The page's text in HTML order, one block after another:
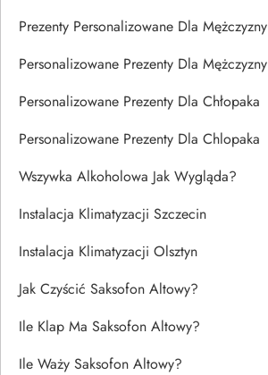
Prezenty Personalizowane Dla Mężczyzny
Personalizowane Prezenty Dla Mężczyzny
Personalizowane Prezenty Dla Chłopaka
Personalizowane Prezenty Dla Chlopaka
Wszywka Alkoholowa Jak Wygląda?
Instalacja Klimatyzacji Szczecin
Instalacja Klimatyzacji Olsztyn
Jak Czyścić Saksofon Altowy?
Ile Klap Ma Saksofon Altowy?
Ile Waży Saksofon Altowy?